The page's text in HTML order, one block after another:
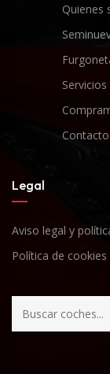
Quienes
Contacto
Legal
Aviso legal y
Política de cookies